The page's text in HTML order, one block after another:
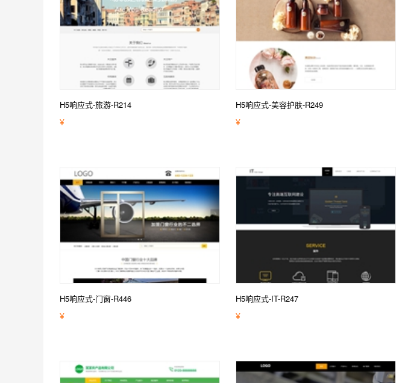
H5响应式-旅游-R214
¥
H5响应式-美容护肤-R249
¥
H5响应式-门窗-R446
¥
H5响应式-IT-R247
¥